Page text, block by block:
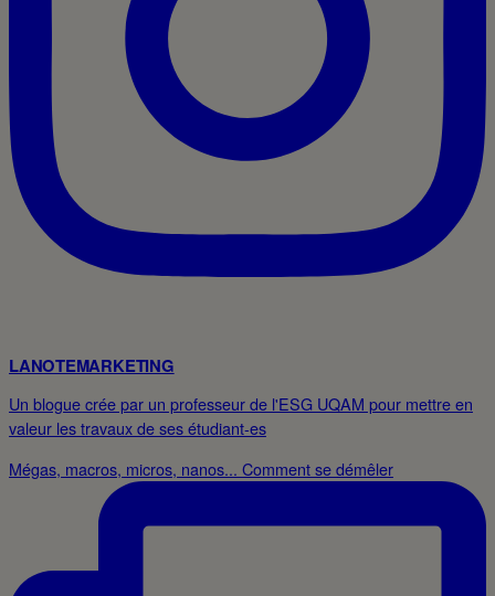
LANOTEMARKETING
Un blogue crée par un professeur de l'ESG UQAM pour mettre en
valeur les travaux de ses étudiant-es
Mégas, macros, micros, nanos... Comment se démêler